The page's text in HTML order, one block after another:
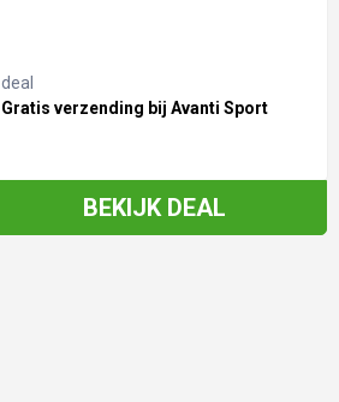
deal
Gratis verzending bij Avanti Sport
BEKIJK DEAL